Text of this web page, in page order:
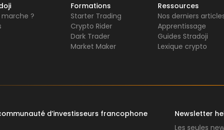
?
Formations
Starter Trading
Crypto Rider
Dark Trader
Market Maker
Ressources
Nos derniers
Apprentissage
Guides Stradoji
Lexique crypto
d’investisseurs francophone
Newsletter
Les seules